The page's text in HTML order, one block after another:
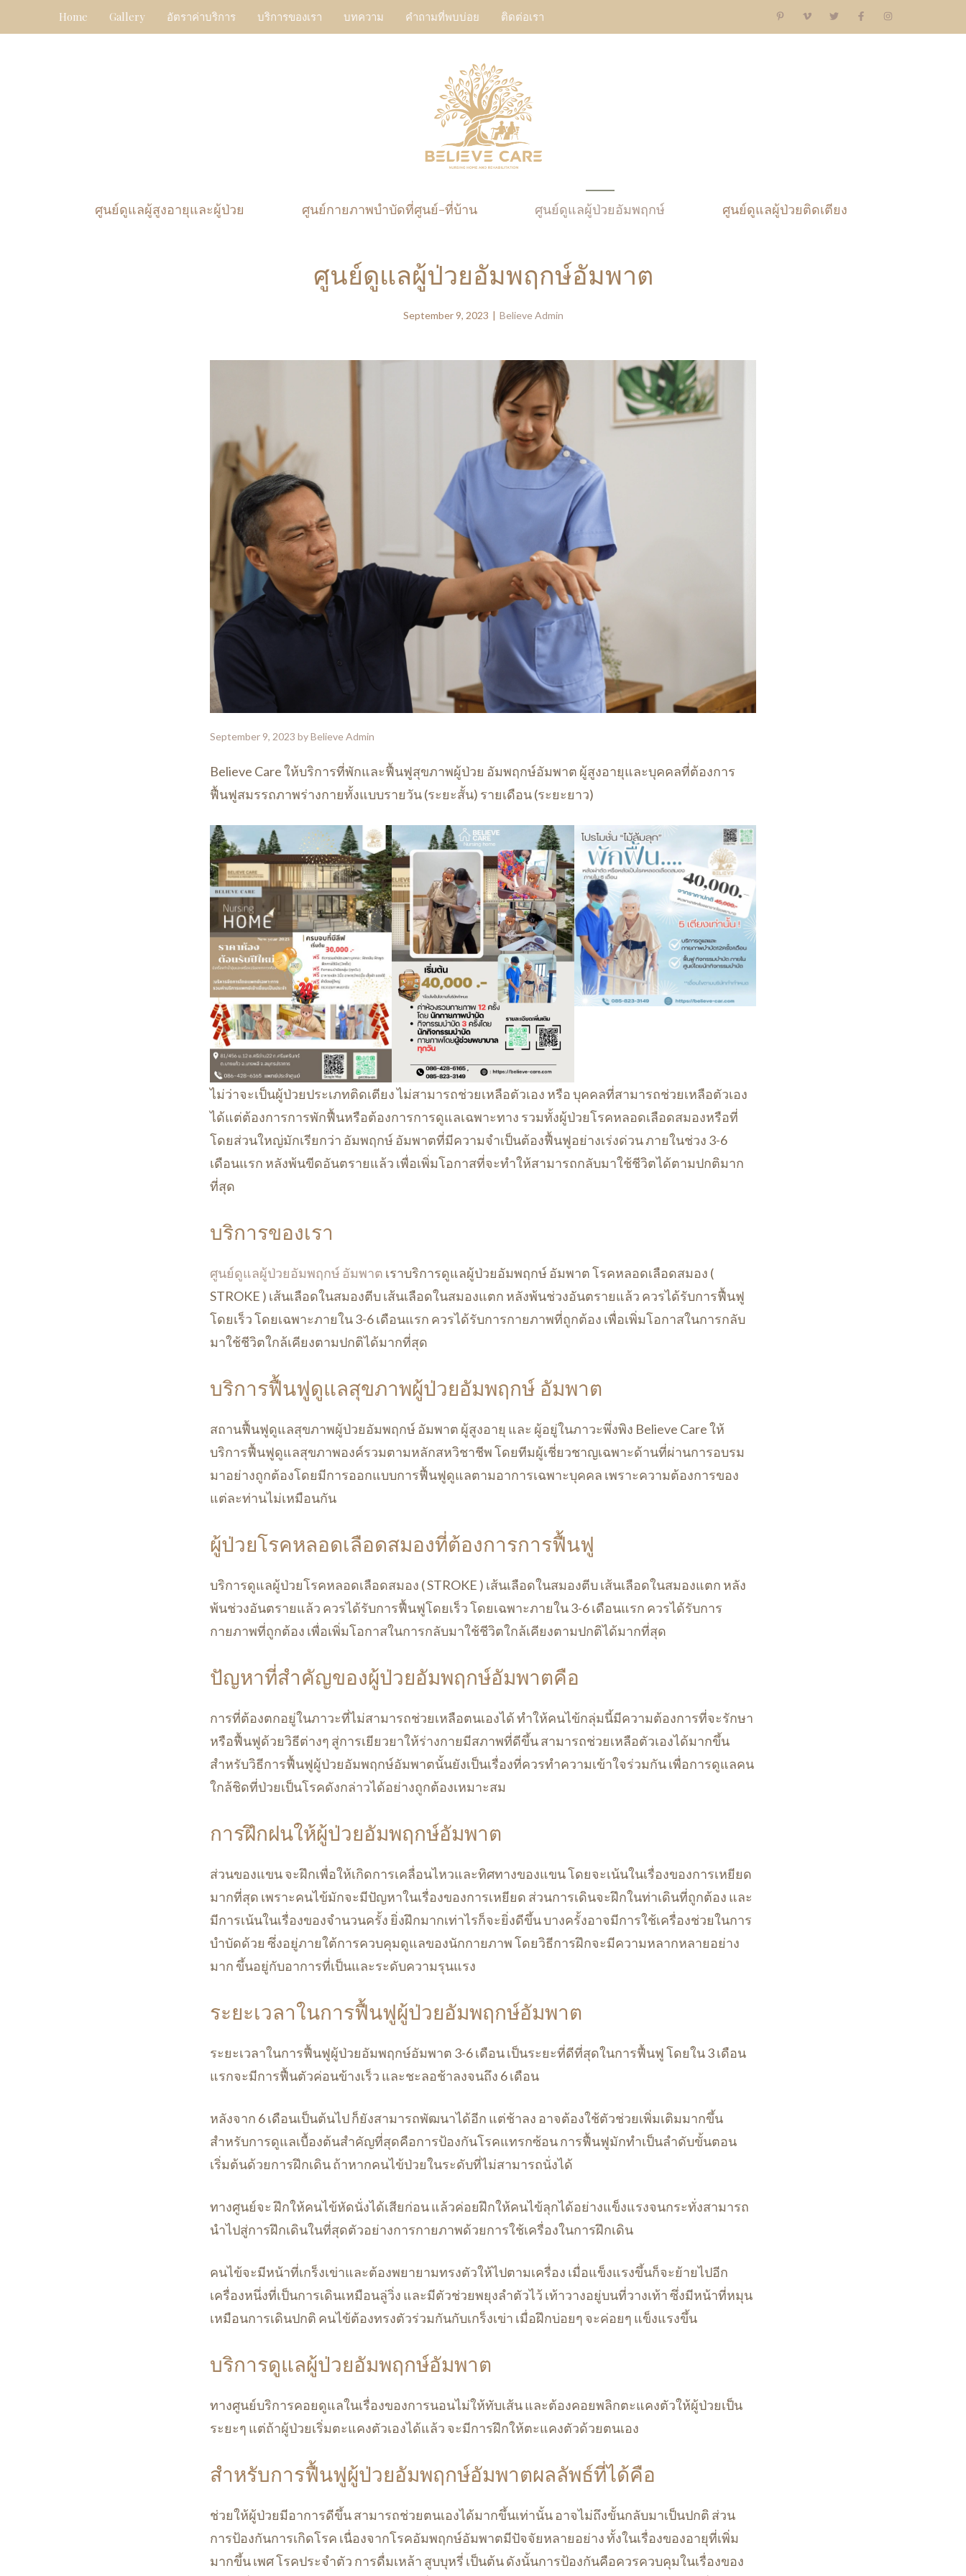
to
Home Gallery อัตราค่าบริการ บริการของเรา บทความ คำถามที่พบบ่อย ติดต่อเรา
ศูนย์ดูแลผู้สูงอายุและผู้ป่วย ศูนย์กายภาพบำบัดที่ศูนย์-ที่บ้าน ศูนย์ดูแลผู้ป่วยอัมพฤกษ์ ศูนย์ดูแลผู้ป่วยติดเตียง
ศูนย์ดูแลผู้ป่วยอัมพฤกษ์อัมพาต
September 9, 2023 | Believe Admin
September 9, 2023 byBelieve Admin
Believe Care ให้บริการที่พักและฟื้นฟูสุขภาพผู้ป่วย อัมพฤกษ์อัมพาต ผู้สูงอายุและบุคคลที่ต้องการ
ฟื้นฟูสมรรถภาพร่างกายทั้งแบบรายวัน (ระยะสั้น) รายเดือน (ระยะยาว)
ไม่ว่าจะเป็นผู้ป่วยประเภทติดเตียง ไม่สามารถช่วยเหลือตัวเอง หรือ บุคคลที่สามารถช่วยเหลือตัวเอง
ได้แต่ต้องการการพักฟื้นหรือต้องการการดูแลเฉพาะทาง รวมทั้งผู้ป่วยโรคหลอดเลือดสมองหรือที่
โดยส่วนใหญ่มักเรียกว่า อัมพฤกษ์ อัมพาตที่มีความจำเป็นต้องฟื้นฟูอย่างเร่งด่วน ภายในช่วง 3-6
เดือนแรก หลังพ้นขีดอันตรายแล้ว เพื่อเพิ่มโอกาสที่จะทำให้สามารถกลับมาใช้ชีวิตได้ตามปกติมาก
ที่สุด
บริการของเรา
ศูนย์ดูแลผู้ป่วยอัมพฤกษ์ อัมพาต เราบริการดูแลผู้ป่วยอัมพฤกษ์ อัมพาต โรคหลอดเลือดสมอง (
STROKE ) เส้นเลือดในสมองตีบ เส้นเลือดในสมองแตก หลังพ้นช่วงอันตรายแล้ว ควรได้รับการฟื้นฟู
โดยเร็ว โดยเฉพาะภายใน 3-6 เดือนแรก ควรได้รับการกายภาพที่ถูกต้อง เพื่อเพิ่มโอกาสในการกลับ
มาใช้ชีวิตใกล้เคียงตามปกติได้มากที่สุด
บริการฟื้นฟูดูแลสุขภาพผู้ป่วยอัมพฤกษ์ อัมพาต
สถานฟื้นฟูดูแลสุขภาพผู้ป่วยอัมพฤกษ์ อัมพาต ผู้สูงอายุ และ ผู้อยู่ในภาวะพึ่งพิง Believe Care ให้
บริการฟื้นฟูดูแลสุขภาพองค์รวมตามหลักสหวิชาชีพ โดยทีมผู้เชี่ยวชาญเฉพาะด้านที่ผ่านการอบรม
มาอย่างถูกต้องโดยมีการออกแบบการฟื้นฟูดูแลตามอาการเฉพาะบุคคล เพราะความต้องการของ
แต่ละท่านไม่เหมือนกัน
ผู้ป่วยโรคหลอดเลือดสมองที่ต้องการการฟื้นฟู
บริการดูแลผู้ป่วยโรคหลอดเลือดสมอง ( STROKE ) เส้นเลือดในสมองตีบ เส้นเลือดในสมองแตก หลัง
พ้นช่วงอันตรายแล้ว ควรได้รับการฟื้นฟูโดยเร็ว โดยเฉพาะภายใน 3-6 เดือนแรก ควรได้รับการ
กายภาพที่ถูกต้อง เพื่อเพิ่มโอกาสในการกลับมาใช้ชีวิตใกล้เคียงตามปกติได้มากที่สุด
ปัญหาที่สำคัญของผู้ป่วยอัมพฤกษ์อัมพาตคือ
การที่ต้องตกอยู่ในภาวะที่ไม่สามารถช่วยเหลือตนเองได้ ทำให้คนไข้กลุ่มนี้มีความต้องการที่จะรักษา
หรือฟื้นฟูด้วยวิธีต่างๆ สู่การเยียวยาให้ร่างกายมีสภาพที่ดีขึ้น สามารถช่วยเหลือตัวเองได้มากขึ้น
สำหรับวิธีการฟื้นฟูผู้ป่วยอัมพฤกษ์อัมพาตนั้นยังเป็นเรื่องที่ควรทำความเข้าใจร่วมกัน เพื่อการดูแลคน
ใกล้ชิดที่ป่วยเป็นโรคดังกล่าวได้อย่างถูกต้องเหมาะสม
การฝึกฝนให้ผู้ป่วยอัมพฤกษ์อัมพาต
ส่วนของแขน จะฝึกเพื่อให้เกิดการเคลื่อนไหวและทิศทางของแขน โดยจะเน้นในเรื่องของการเหยียด
มากที่สุด เพราะคนไข้มักจะมีปัญหาในเรื่องของการเหยียด ส่วนการเดินจะฝึกในท่าเดินที่ถูกต้อง และ
มีการเน้นในเรื่องของจำนวนครั้ง ยิ่งฝึกมากเท่าไรก็จะยิ่งดีขึ้น บางครั้งอาจมีการใช้เครื่องช่วยในการ
บำบัดด้วย ซึ่งอยู่ภายใต้การควบคุมดูแลของนักกายภาพ โดยวิธีการฝึกจะมีความหลากหลายอย่าง
มาก ขึ้นอยู่กับอาการที่เป็นและระดับความรุนแรง
ระยะเวลาในการฟื้นฟูผู้ป่วยอัมพฤกษ์อัมพาต
ระยะเวลาในการฟื้นฟูผู้ป่วยอัมพฤกษ์อัมพาต 3-6 เดือน เป็นระยะที่ดีที่สุดในการฟื้นฟู โดยใน 3 เดือน
แรกจะมีการฟื้นตัวค่อนข้างเร็ว และชะลอช้าลงจนถึง 6 เดือน
หลังจาก 6 เดือนเป็นต้นไป ก็ยังสามารถพัฒนาได้อีก แต่ช้าลง อาจต้องใช้ตัวช่วยเพิ่มเติมมากขึ้น
สำหรับการดูแลเบื้องต้นสำคัญที่สุดคือการป้องกันโรคแทรกซ้อน การฟื้นฟูมักทำเป็นลำดับขั้นตอน
เริ่มต้นด้วยการฝึกเดิน ถ้าหากคนไข้ป่วยในระดับที่ไม่สามารถนั่งได้
ทางศูนย์จะ ฝึกให้คนไข้หัดนั่งได้เสียก่อน แล้วค่อยฝึกให้คนไข้ลุกได้อย่างแข็งแรงจนกระทั่งสามารถ
นำไปสู่การฝึกเดินในที่สุดตัวอย่างการกายภาพด้วยการใช้เครื่องในการฝึกเดิน
คนไข้จะมีหน้าที่เกร็งเข่าและต้องพยายามทรงตัวให้ไปตามเครื่อง เมื่อแข็งแรงขึ้นก็จะย้ายไปอีก
เครื่องหนึ่งที่เป็นการเดินเหมือนลู่วิ่ง และมีตัวช่วยพยุงลำตัวไว้ เท้าวางอยู่บนที่วางเท้า ซึ่งมีหน้าที่หมุน
เหมือนการเดินปกติ คนไข้ต้องทรงตัวร่วมกันกับเกร็งเข่า เมื่อฝึกบ่อยๆ จะค่อยๆ แข็งแรงขึ้น
บริการดูแลผู้ป่วยอัมพฤกษ์อัมพาต
ทางศูนย์บริการคอยดูแลในเรื่องของการนอนไม่ให้ทับเส้น และต้องคอยพลิกตะแคงตัวให้ผู้ป่วยเป็น
ระยะๆ แต่ถ้าผู้ป่วยเริ่มตะแคงตัวเองได้แล้ว จะมีการฝึกให้ตะแคงตัวด้วยตนเอง
สำหรับการฟื้นฟูผู้ป่วยอัมพฤกษ์อัมพาตผลลัพธ์ที่ได้คือ
ช่วยให้ผู้ป่วยมีอาการดีขึ้น สามารถช่วยตนเองได้มากขึ้นเท่านั้น อาจไม่ถึงขั้นกลับมาเป็นปกติ ส่วน
การป้องกันการเกิดโรค เนื่องจากโรคอัมพฤกษ์อัมพาตมีปัจจัยหลายอย่าง ทั้งในเรื่องของอายุที่เพิ่ม
มากขึ้น เพศ โรคประจำตัว การดื่มเหล้า สูบบุหรี่ เป็นต้น ดังนั้นการป้องกันคือควรควบคุมในเรื่องของ